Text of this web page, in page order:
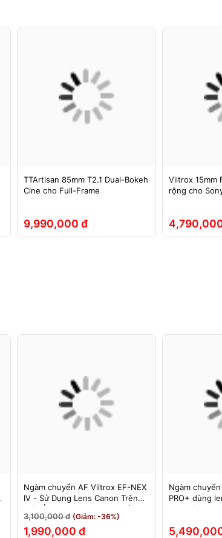
TTArtisan 85mm T2.1 Dual-Bokeh
Cine cho Full-Frame
9,990,000 đ
Viltrox 15mm
rộng cho
Ngàm chuyển AF Viltrox EF-NEX
IV - Sử Dụng Lens Canon Trên
Máy Ảnh Sony E-Mount - Bảo
Hành 12 Tháng.
3,100,000 đ (Giảm: -36%)
1,990,000 đ
Ngàm chuyển
PRO+ dùng
cho máy